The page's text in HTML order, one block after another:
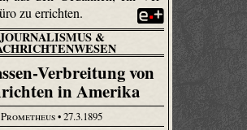
zu errichten.
&
Verbreitung von
in Amerika
Prometheus• 27.3.1895